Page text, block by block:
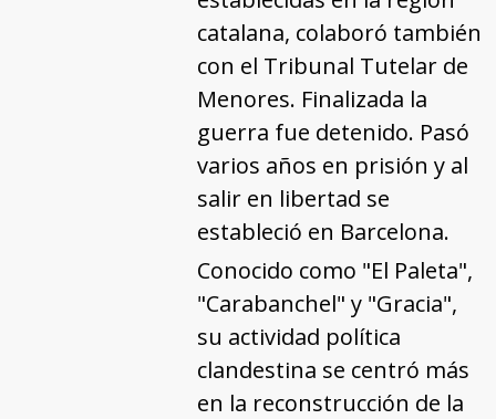
catalana, colaboró también
con el Tribunal Tutelar de
Menores. Finalizada la
guerra fue detenido. Pasó
varios años en prisión y al
salir en libertad se
estableció en Barcelona.
Conocido como "El Paleta",
"Carabanchel" y "Gracia",
su actividad política
clandestina se centró más
en la reconstrucción de la